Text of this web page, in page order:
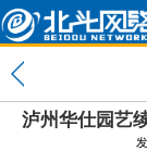
泸州华仕园艺